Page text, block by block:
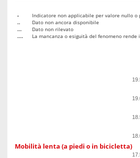
-
Indicatore non applicabile per valore nullo
..
Dato non ancora disponibile
...
Dato non rilevato
....
La mancanza o esiguità del fenomeno
Mobilità lenta (a piedi o in bicicletta)